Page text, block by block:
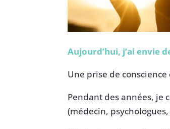
Aujourd’hui, j’ai envie
Une prise de
Pendant des années, je
(médecin,